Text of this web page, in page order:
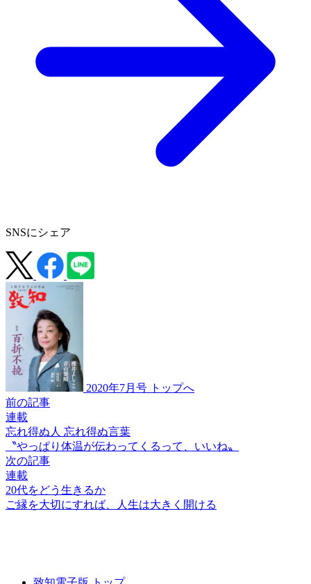
SNSにシェア
2020年7月号 トップへ
前の記事
連載
忘れ得ぬ人 忘れ得ぬ言葉
〝やっぱり体温が伝わってくるって、いいね〟
次の記事
連載
20代をどう生きるか
ご縁を大切にすれば、
人生は大きく開ける